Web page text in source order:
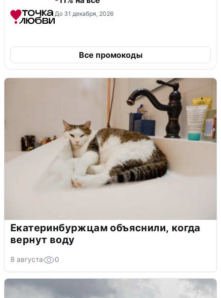
До 31 декабря, 2026
Все промокоды
Екатеринбуржцам объяснили, когда
вернут воду
8 августа 0